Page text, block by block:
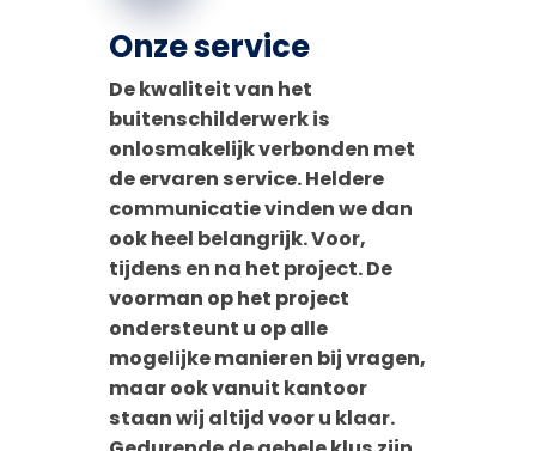
Onze service
De kwaliteit van het
buitenschilderwerk is
onlosmakelijk verbonden met
de ervaren service. Heldere
communicatie vinden we dan
ook heel belangrijk. Voor,
tijdens en na het project. De
voorman op het project
ondersteunt u op alle
mogelijke manieren bij vragen,
maar ook vanuit kantoor
staan wij altijd voor u klaar.